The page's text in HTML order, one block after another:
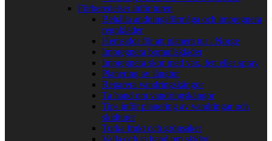
Förberedelser inför turen
Behålla andningsförmåga och impregnera
regnkläder
Hemsidor för att planera tur i Norge
Impregnera bomullskläder
Impregnera skor med vax, fett eller spray
Planering av långtur
Reparera vandringskängor
Ta hand om vandringskängor
Tips inför planering av vandringar och
skidturer
Torka frukt och grönsaker
Valla och ta hand om skidor